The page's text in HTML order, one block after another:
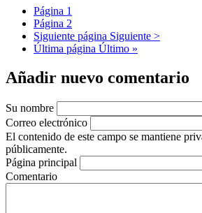
Página 1
Página 2
Siguiente página Siguiente >
Última página Último »
Añadir nuevo comentario
Su nombre
Correo electrónico
El contenido de este campo se mantiene
públicamente.
Página principal
Comentario